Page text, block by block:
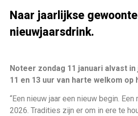
Naar jaarlijkse
nieuwjaarsdrink.
Noteer zondag 11 januari alvast
11 en 13 uur van harte welkom
“Een nieuw jaar een nieuw begin.
2026. Tradities zijn er om in ere te